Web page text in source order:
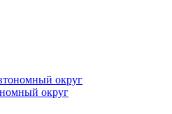
округ
округ